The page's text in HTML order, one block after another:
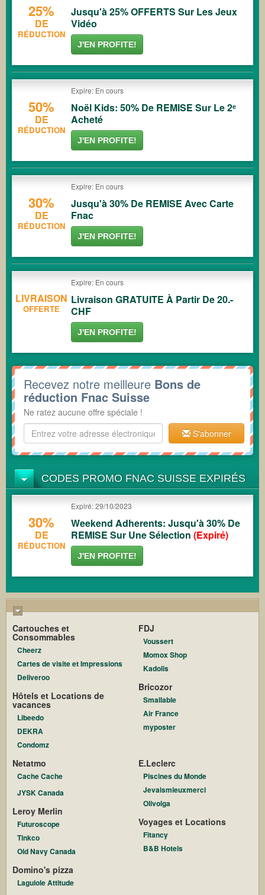
25%
DE
RÉDUCTION
Jusqu'à 25% OFFERTS Sur Les Jeux
Vidéo
J'EN PROFITE!
50%
DE
RÉDUCTION
Expire: En cours
Noël Kids: 50% De REMISE Sur Le 2ᵉ
Acheté
J'EN PROFITE!
30%
DE
RÉDUCTION
Expire: En cours
Jusqu'à 30% De REMISE Avec Carte
Fnac
J'EN PROFITE!
LIVRAISON
OFFERTE
Expire: En cours
Livraison GRATUITE À Partir De 20.-
CHF
J'EN PROFITE!
Recevez notre meilleure Bons de
réduction Fnac Suisse
Ne ratez aucune offre spéciale !
S'abonner
CODES PROMO FNAC SUISSE EXPIRÉS
30%
DE
RÉDUCTION
Expiré: 29/10/2023
Weekend Adherents: Jusqu'à 30% De
REMISE Sur Une Sélection (Expiré)
J'EN PROFITE!
Cartouches et
Consommables
Cheerz
Cartes de visite et Impressions
Deliveroo
Hôtels et Locations de
vacances
Libeedo
DEKRA
Condomz
FDJ
Voussert
Momox Shop
Kadolis
Bricozor
Smallable
Air France
myposter
Netatmo
Cache Cache
JYSK Canada
Leroy Merlin
Futuroscope
Tinkco
Old Navy Canada
E.Leclerc
Piscines du Monde
Jevaismieuxmerci
Olivolga
Voyages et Locations
Fitancy
B&B Hotels
Domino's pizza
Laguiole Attitude